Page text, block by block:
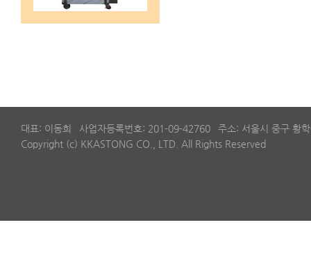
대표: 이동희 사업자등록번호: 201-09-42760
주소: 서울시 중구 황
Copyright (c) KKASTONG CO., LTD. All Rights Reserved